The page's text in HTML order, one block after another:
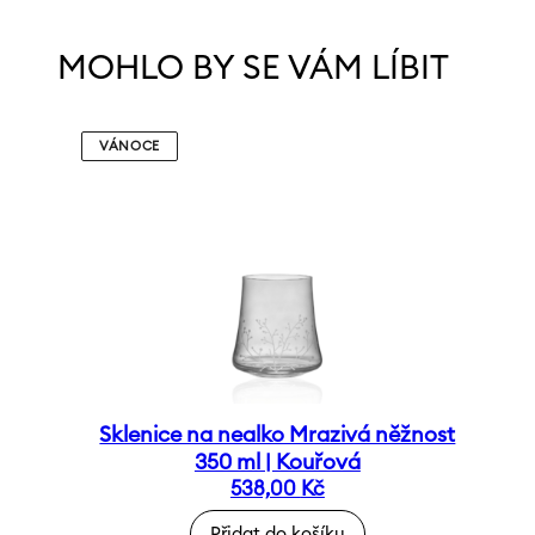
MOHLO BY SE VÁM LÍBIT
VÁNOCE
Sklenice na nealko Mrazivá něžnost
350 ml | Kouřová
538,00 Kč